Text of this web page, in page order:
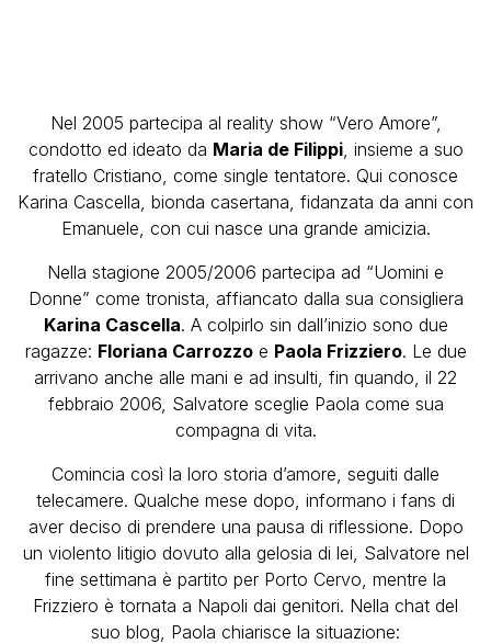
Nel 2005 partecipa al reality show “Vero Amore”,
condotto ed ideato da Maria de Filippi, insieme a suo
fratello Cristiano, come single tentatore. Qui conosce
Karina Cascella, bionda casertana, fidanzata da anni con
Emanuele, con cui nasce una grande amicizia.
Nella stagione 2005/2006 partecipa ad “Uomini e
Donne” come tronista, affiancato dalla sua consigliera
Karina Cascella. A colpirlo sin dall’inizio sono due
ragazze: Floriana Carrozzoe Paola Frizziero. Le due
arrivano anche alle mani e ad insulti, fin quando, il 22
febbraio 2006, Salvatore sceglie Paola come sua
compagna di vita.
Comincia così la loro storia d’amore, seguiti dalle
telecamere. Qualche mese dopo, informano i fans di
aver deciso di prendere una pausa di riflessione. Dopo
un violento litigio dovuto alla gelosia di lei, Salvatore nel
fine settimana è partito per Porto Cervo, mentre la
Frizziero è tornata a Napoli dai genitori. Nella chat del
suo blog, Paola chiarisce la situazione: